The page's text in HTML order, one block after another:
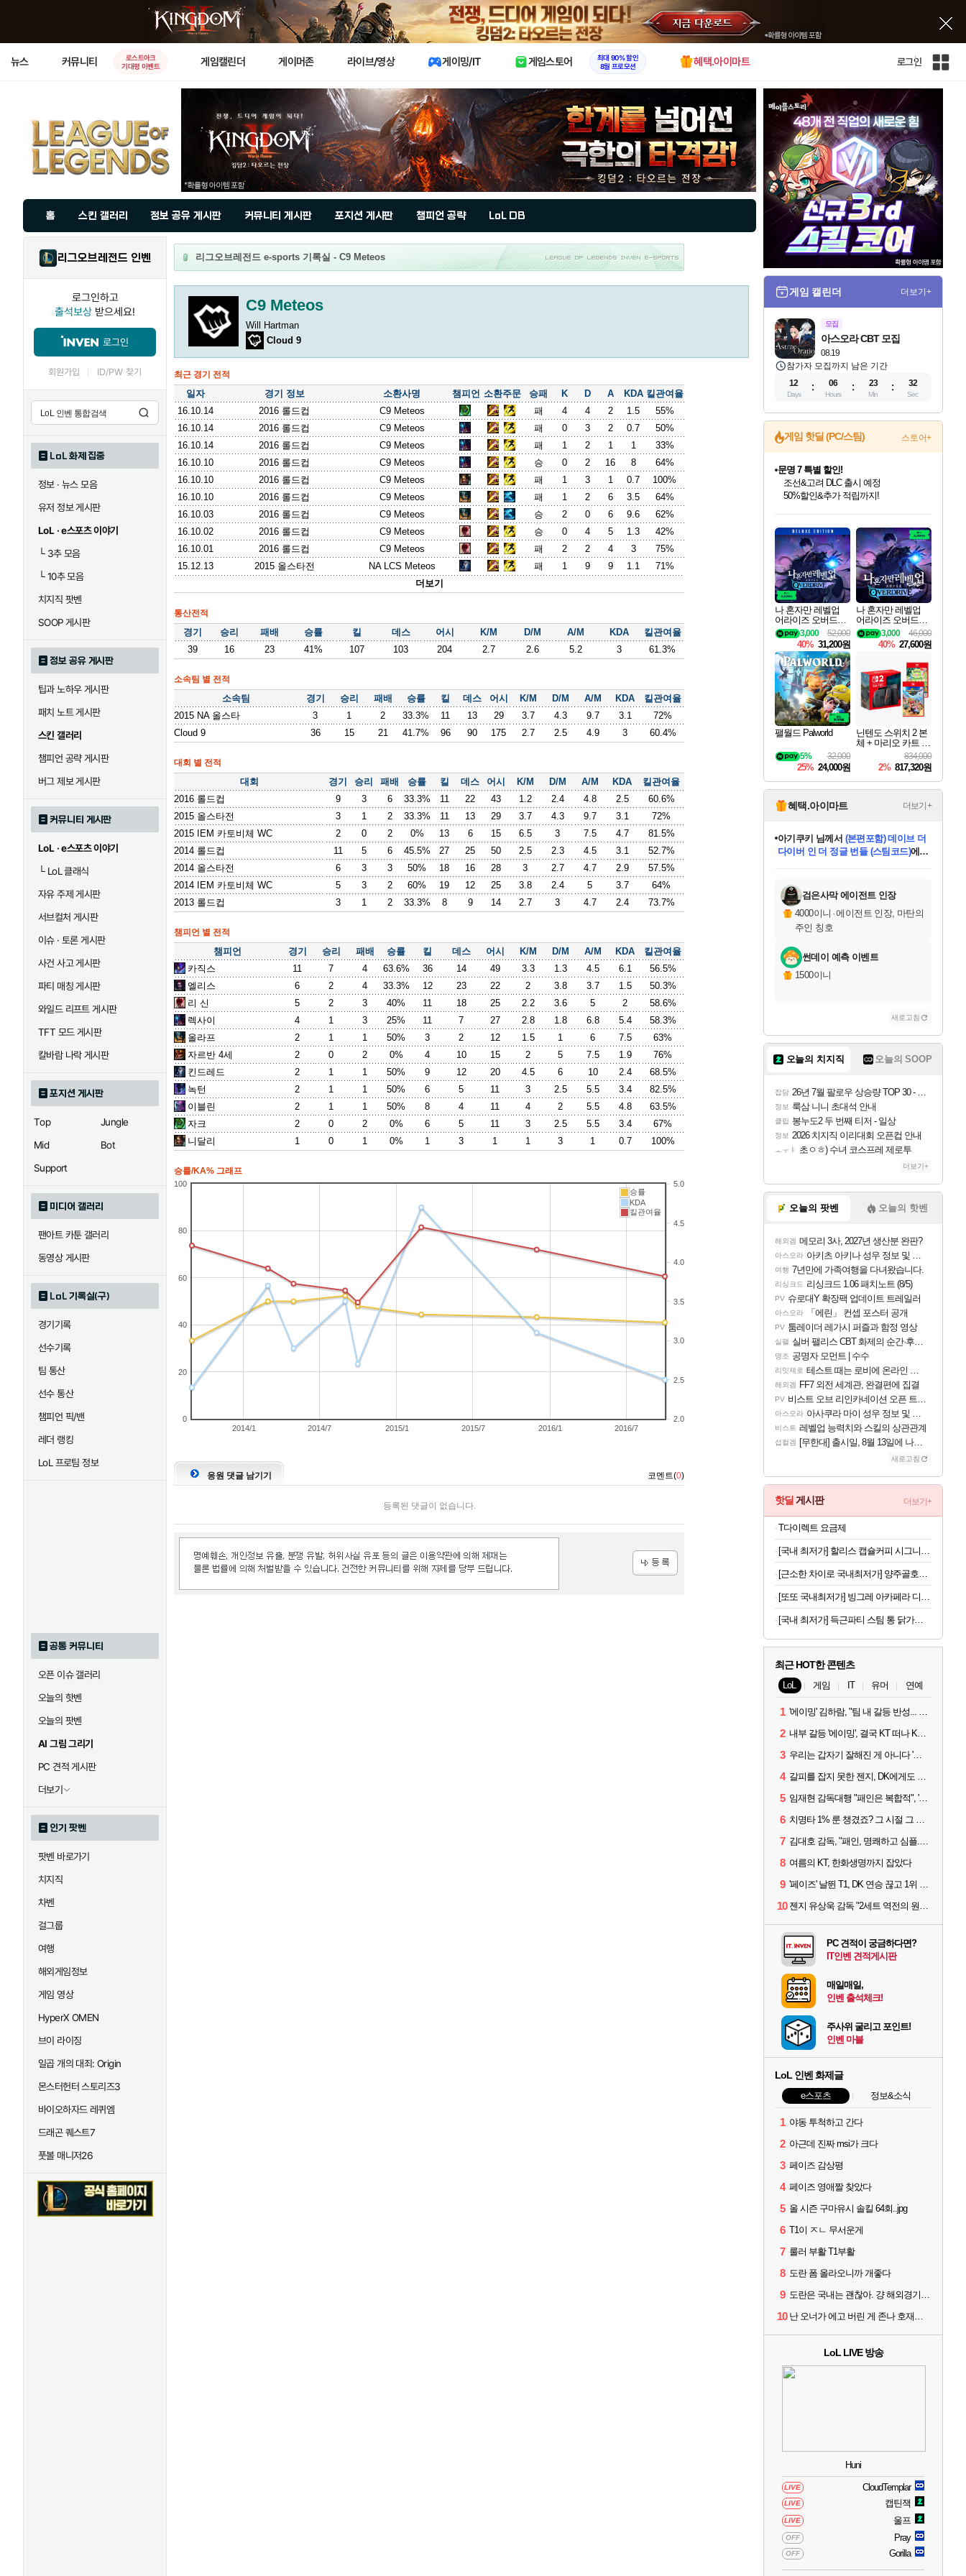
X
뉴스 커뮤니티
로스트아크
기대평 이벤트
게임캘린더 게이머존 라이브/영상 게이밍/IT 게임스토어
최대 90% 할인
8월 프로모션
혜택.아이마트 로그인
인
홈 스킨 갤러리 정보 공유 게시판 커뮤니티 게시판 포지션 게시판 챔피언 공략 LoL DB
리그오브레전드 인벤
로그인하고
출석보상 받으세요!
로그인
회원가입 ID/PW 찾기
LoL 화제 집중
정보 · 뉴스 모음
유저 정보 게시판
LoL · e스포츠 이야기
└3추 모음
└10추 모음
치지직 팟벤
SOOP 게시판
정보 공유 게시판
팁과 노하우 게시판
패치 노트 게시판
스킨 갤러리
챔피언 공략 게시판
버그 제보 게시판
커뮤니티 게시판
LoL · e스포츠 이야기
└LoL 클래식
자유 주제 게시판
서브컬처 게시판
이슈 · 토론 게시판
사건 사고 게시판
파티 매칭 게시판
와일드 리프트 게시판
TFT 모드 게시판
칼바람 나락 게시판
포지션 게시판
Top
Jungle
Mid
Bot
Support
미디어 갤러리
팬아트 카툰 갤러리
동영상 게시판
LoL 기록실(구)
경기기록
선수기록
팀 통산
선수 통산
챔피언 픽/밴
레더 랭킹
LoL 프로팀 정보
공통 커뮤니티
오픈 이슈 갤러리
오늘의 핫벤
오늘의 팟벤
AI 그림 그리기
PC 견적 게시판
더보기
인기 팟벤
팟벤 바로가기
치지직
차벤
걸그룹
여행
해외게임정보
게임 영상
HyperX OMEN
브이 라이징
일곱 개의 대죄: Origin
몬스터헌터 스토리즈3
바이오하자드 레퀴엠
드래곤 퀘스트7
풋볼 매니저26
리그오브레전드 e-sports 기록실 - C9 Meteos
C9 Meteos
Will Hartman
Cloud 9
최근 경기 전적
일자 경기 정보 소환사명 챔피언 소환주문 승패 K D A KDA 킬관여율
16.10.14
2016 롤드컵 C9 Meteos 패 4 4 2 1.5
55%
16.10.14
2016 롤드컵 C9 Meteos 패 0 3 2 0.7
50%
16.10.14
2016 롤드컵 C9 Meteos 패 1 2 1 1
33%
16.10.10
2016 롤드컵 C9 Meteos 승 0 2 16 8
64%
16.10.10
2016 롤드컵 C9 Meteos 패 1 3 1 0.7
100%
16.10.10
2016 롤드컵 C9 Meteos 패 1 2 6 3.5
64%
16.10.03
2016 롤드컵 C9 Meteos 승 2 0 6 9.6
62%
16.10.02
2016 롤드컵 C9 Meteos 승 0 4 5 1.3
42%
16.10.01
2016 롤드컵 C9 Meteos 패 2 2 4 3
75%
15.12.13
2015 올스타전 NA LCS Meteos 패 1 9 9 1.1
71%
더보기
통산전적
경기 승리 패배 승률 킬 데스 어시 K/M D/M A/M KDA
킬관여율
39
16 23 41% 107 103 204 2.7 2.6 5.2 3 61.3%
소속팀 별 전적
소속팀 경기 승리 패배 승률 킬 데스 어시 K/M D/M A/M KDA
킬관여율
2015 NA 올스타
3 1 2 33.3% 11 13 29 3.7 4.3 9.7 3.1
72%
Cloud 9
36 15 21 41.7% 96 90 175 2.7 2.5 4.9 3 60.4%
대회 별 전적
대회 경기 승리 패배 승률 킬 데스 어시 K/M D/M A/M KDA
킬관여율
2016 롤드컵
9 3 6 33.3% 11 22 43 1.2 2.4 4.8 2.5
60.6%
2015 올스타전
3 1 2 33.3% 11 13 29 3.7 4.3 9.7 3.1
72%
2015 IEM 카토비체 WC
2 0 2 0% 13 6 15 6.5 3 7.5 4.7
81.5%
2014 롤드컵
11 5 6 45.5% 27 25 50 2.5 2.3 4.5 3.1
52.7%
2014 올스타전
6 3 3 50% 18 16 28 3 2.7 4.7 2.9
57.5%
2014 IEM 카토비체 WC
5 3 2 60% 19 12 25 3.8 2.4 5 3.7
64%
2013 롤드컵
3 1 2 33.3% 8 9 14 2.7 3 4.7 2.4 73.7%
챔피언 별 전적
챔피언 경기 승리 패배 승률 킬 데스 어시 K/M D/M A/M KDA
킬관여율
카직스
11 7 4 63.6% 36 14 49 3.3 1.3 4.5 6.1
56.5%
엘리스
6 2 4 33.3% 12 23 22 2 3.8 3.7 1.5
50.3%
리 신
5 2 3 40% 11 18 25 2.2 3.6 5 2
58.6%
렉사이
4 1 3 25% 11 7 27 2.8 1.8 6.8 5.4
58.3%
올라프
2 1 1 50% 3 2 12 1.5 1 6 7.5
63%
자르반 4세
2 0 2 0% 4 10 15 2 5 7.5 1.9
76%
킨드레드
2 1 1 50% 9 12 20 4.5 6 10 2.4
68.5%
녹턴
2 1 1 50% 6 5 11 3 2.5 5.5 3.4
82.5%
이블린
2 1 1 50% 8 4 11 4 2 5.5 4.8
63.5%
자크
2 0 2 0% 6 5 11 3 2.5 5.5 3.4
67%
니달리
1 0 1 0% 1 3 1 1 3 1 0.7 100%
승률/KA% 그래프
2014/1 2014/7 2015/1 2015/7 2016/1 2016/7
0
20
40
60
80
100
2.0
2.5
3.0
3.5
4.0
4.5
5.0
승률
KDA
킬관여율
응원 댓글 남기기 코멘트(0)
등록된 댓글이 없습니다.
게임 캘린더 더보기+
모집
08.19
아스오라 CBT 모집
참가자 모집까지 남은 기간
12
Days
06
Hours
23
Min
31
Sec
게임 핫딜 (PC/스팀) 스토어+
최대 90% 할인가를 만나보세요!
네이버혜택과 함께 만나보세요!
문명 7 특별 할인!
조선&고려 DLC 출시 예정
50%할인&추가 적립까지!
이니&베니 혜택까지!
네이버 혜택가와 함께 예약하세요!
할인&네이버혜택으로 만나보세요!
네이버페이 혜택과 만나보세요!
40주년 프로모션으로 만나보세요!
네이버 포인트 혜택까지!
할인가에 만나보세요!
일부 에디션 상시 할인!
혜택으로 예약 판매 중
편안하게 충전하세요
나 혼자만 레벨업
어라이즈 오버드라
이브 디럭스 에디션
Solo Leveling Arise
Overdrive Deluxe Edi
tion
52,000
3,000
40% 31,200원
나 혼자만 레벨업
어라이즈 오버드라
이브 Solo Leveling A
rise
46,000
3,000
40% 27,600원
팰월드 Palworld
32,000
5%
25% 24,000원
닌텐도 스위치 2 본
체 + 마리오 카트 월
드 + 포켓몬 포코피
아 번들
834,000
2% 817,320원
혜택.아이마트 더보기+
당첨되셨습니다.
당첨되셨습니다.
eksxo님께서 디스코 엘리시움 최종판
(스팀코드) 에 당첨되셨습니다.
당첨되셨습니다.
당첨되셨습니다.
에디션 (스팀코드)를 교환.
당첨되셨습니다.
당첨되셨습니다.
당첨되셨습니다.
당첨되셨습니다.
검은사막 에이전트 인장
4000이니 ·에이전트 인장, 마탄의
주인 칭호
썬데이 예측 이벤트
1500이니
새로고침
오늘의 치지직 오늘의 SOOP
잡담 26년 7월 팔로우 상승량 TOP 30 - 월간 치지직
정보 룩삼 니니 초대석 안내
클립 봉누도2 두 번째 티저 - 일상
정보 2026 치지직 이리대회 오픈컵 안내
ㅗㅜㅑ 초ㅇㅎ) 수녀 코스프레 제로투
더보기+
오늘의 팟벤 오늘의 핫벤
해외겜 메모리 3사, 2027년 생산분 완판?
아스오라 아키츠 아키나 성우 정보 및 주요 필모
여행 7년만에 가족여행을 다녀왔습니다.
리싱크드 리싱크드 1.06 패치노트 (8/5)
PV 슈로대Y 확장팩 업데이트 트레일러
아스오라 「에린」 컨셉 포스터 공개
PV 툼레이더 레가시 퍼즐과 함정 영상
실팰 실버 팰리스 CBT 화제의 순간·후기 모음
명조 공명자 모먼트 | 수수
리밋제로 테스트 때는 로비에 온라인 기능이 있는데
해외겜 FF7 외전 세계관, 완결편에 집결
PV 비스트 오브 리인카네이션 오픈 트레일러
아스오라 아사쿠라 마이 성우 정보 및 주요 필모
비스트 레벨업 능력치와 스킬의 상관관계
섭컬겜 [무한대] 출시일, 8월 13일에 나오나
새로고침
핫딜 게시판 더보기+
T다이렉트 요금제
[국내 최저가] 득근파티 스팀 통 닭가슴살 6종 혼합 x 30팩
최근 HOT한 콘텐츠
LoL 게임 IT 유머 연예
1 '에이밍' 김하람, "팀 내 갈등 반성... 끝까지 뛰고 싶었다"
2 내부 갈등 '에이밍', 결국 KT 떠나 KRX로...'지우'와 트레이드
3 우리는 갑자기 잘해진 게 아니다 '씨맥' 김대호 감독의 자신감
4 갈피를 잡지 못한 젠지, DK에게도 0:2 패배
5 임재현 감독대행 "패인은 복합적", '도란' "팀에 과부하 왔다"
6 치명타 1% 룬 챙겼죠? 그 시절 그 감성 '롤 클래식' 30일 출시
7 김대호 감독, "패인, 명쾌하고 심플...다시 힘낼 수 있어"
8 여름의 KT, 한화생명까지 잡았다
9 '페이즈' 날뛴 T1, DK 연승 끊고 1위 지켜
10 젠지 유상욱 감독 "2세트 역전의 원인...너무 급했다"
PC 견적이 궁금하다면?
IT인벤 견적게시판
매일매일,
인벤 출석체크!
주사위 굴리고 포인트!
인벤 마블
LoL 인벤 화제글
e스포츠 정보&소식
1 야동 투척하고 간다
2 아근데 진짜 msi가 크다
3 페이즈 감상평
4 페이즈 영애짤 찾았다
5 올 시즌 구마유시 솔킬 64회..jpg
6 T1이 ㅈㄴ 무서운게
7 룰러 부활 T1부활
8 도란 폼 올라오니까 개좋다
9 도란은 국내는 괜찮아. 걍 해외경기가 개 쓰레기라 그래
10 난 오너가 에고 버린 게 존나 호재라고 봄
LoL LIVE 방송
Huni
LIVE CloudTemplar
LIVE 캡틴잭
LIVE 울프
OFF Pray
OFF Gorilla